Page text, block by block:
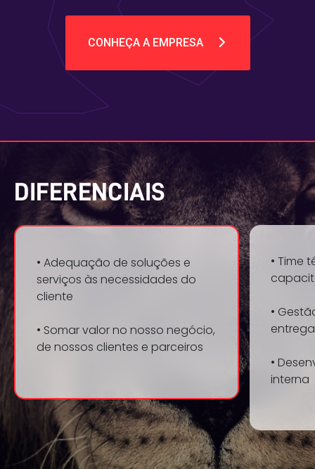
CONHEÇA A EMPRESA
DIFERENCIAIS
• Adequação de soluções e
serviços às necessidades do
cliente
• Somar valor no nosso negócio,
de nossos clientes e parceiros
• Time
•
•
interna